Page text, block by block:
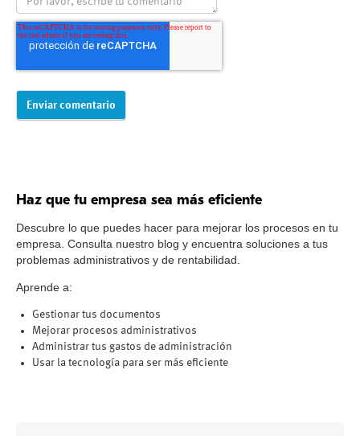
Haz que tu empresa sea más eficiente
Descubre lo que puedes hacer para mejorar los procesos en tu
empresa. Consulta nuestro blog y encuentra soluciones a tus
problemas administrativos y de rentabilidad.
Aprende a:
Gestionar tus documentos
Mejorar procesos administrativos
Administrar tus gastos de administración
Usar la tecnología para ser más eficiente